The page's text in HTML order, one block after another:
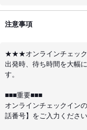
注意事項
★★★オンラインチェッ
出発時、待ち時間を大幅
す。
■■■重要■■■
オンラインチェックイン
話番号】をご入力ください